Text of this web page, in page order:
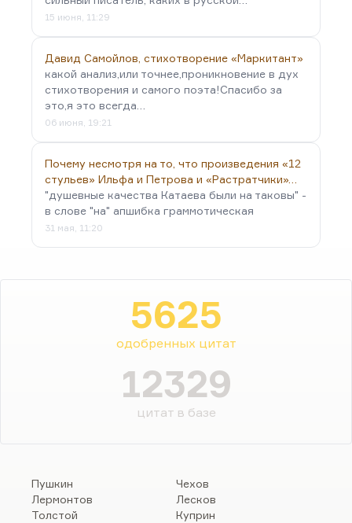
15 июня, 11:29
Давид Самойлов, стихотворение «Маркитант»
какой анализ,или точнее,проникновение в дух
стихотворения и самого поэта!Спасибо за
это,я это всегда…
06 июня, 19:21
Почему несмотря на то, что произведения «12
стульев» Ильфа и Петрова и «Растратчики»…
"душевные качества Катаева были на таковы" -
в слове "на" апшибка граммотическая
31 мая, 11:20
5625
одобренных цитат
12329
цитат в базе
Пушкин
Лермонтов
Толстой
Чехов
Лесков
Куприн